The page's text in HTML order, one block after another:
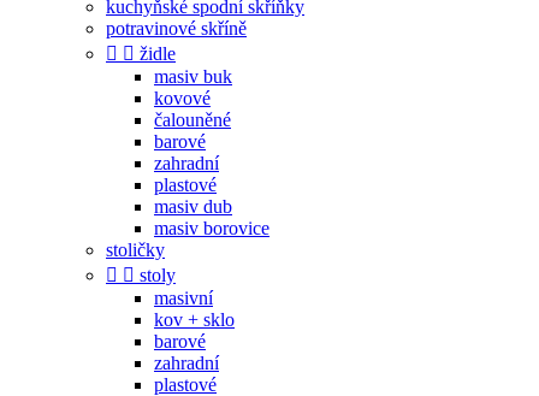
kuchyňské spodní skříňky
potravinové skříně
  židle
masiv buk
kovové
čalouněné
barové
zahradní
plastové
masiv dub
masiv borovice
stoličky
  stoly
masivní
kov + sklo
barové
zahradní
plastové